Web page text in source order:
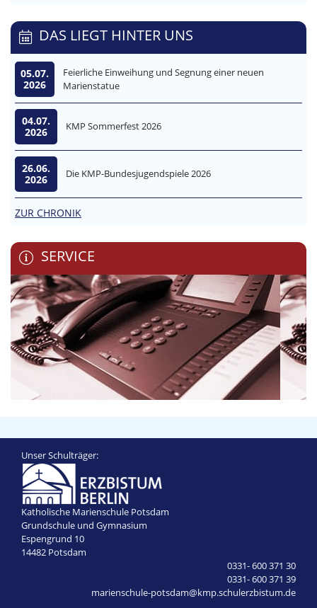
DAS LIEGT HINTER UNS
05.07.
2026
Feierliche Einweihung und Segnung einer neuen
Marienstatue
04.07.
2026
KMP Sommerfest 2026
26.06.
2026
Die KMP-Bundesjugendspiele 2026
ZUR CHRONIK
SERVICE
Unser Schulträger:
Katholische Marienschule Potsdam
Grundschule und Gymnasium
Espengrund 10
14482 Potsdam
0331- 600 371 30
0331- 600 371 39
marienschule-potsdam@kmp.schulerzbistum.de